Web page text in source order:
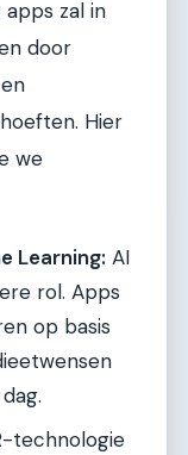
zal in
door
Hier
we
Learning: AI
rol. Apps
op basis
technologie